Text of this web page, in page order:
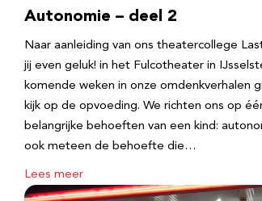
Autonomie – deel 2
Naar aanleiding van ons theatercollege
jij even geluk! in het Fulcotheater in
komende weken in onze omdenkverhalen
kijk op de opvoeding. We richten ons op
belangrijke behoeften van een kind:
ook meteen de behoefte die…
Lees meer